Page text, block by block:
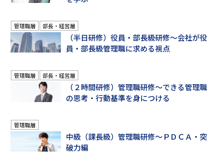
管理職層 部長・経営層
（半日研修）役員・部長級研修～会社が役
員・部長級管理職に求める視点
管理職層 部長・経営層
（２時間研修）管理職研修～できる管理職
の思考・行動基準を身につける
管理職層
中級（課長級）管理職研修～ＰＤＣＡ・突
破力編